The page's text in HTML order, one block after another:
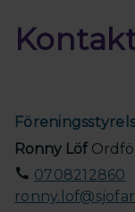
Ronny Löf
0708212860